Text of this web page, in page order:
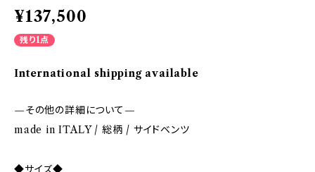
¥137,500
残り1点
International shipping available
—その他の詳細について—
made in ITALY / 総柄 / サイドベンツ
◆サイズ◆